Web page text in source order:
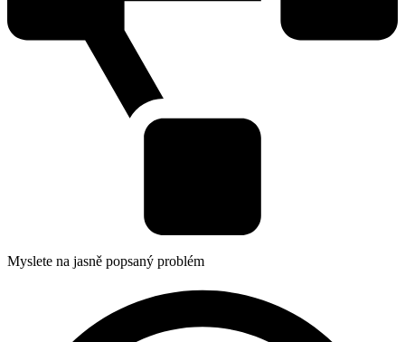
Myslete na jasně popsaný problém